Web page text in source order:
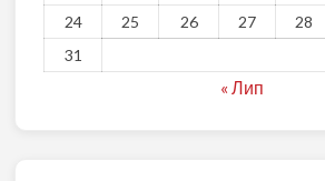
24
25 26 27 28
31
« Лип